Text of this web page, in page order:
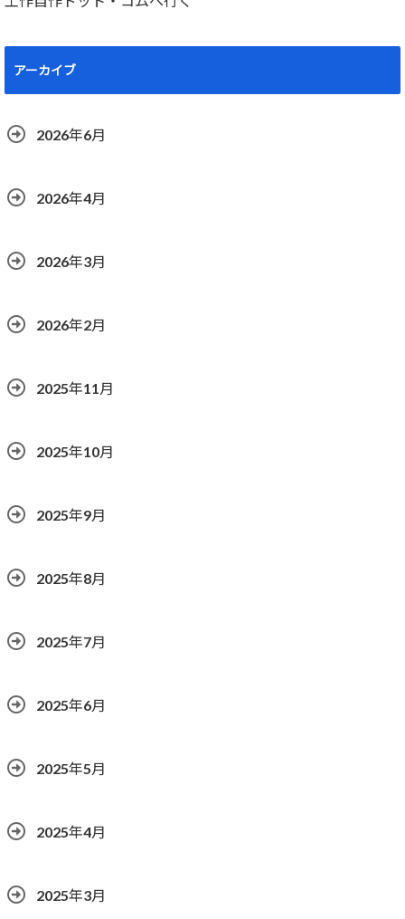
アーカイブ
2026年6月
2026年4月
2026年3月
2026年2月
2025年11月
2025年10月
2025年9月
2025年8月
2025年7月
2025年6月
2025年5月
2025年4月
2025年3月